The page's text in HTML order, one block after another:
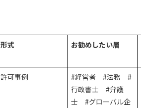
形式 お勧めしたい層
許可事例
#経営者 #法務 #
行政書士 #弁護
士 #グローバル企